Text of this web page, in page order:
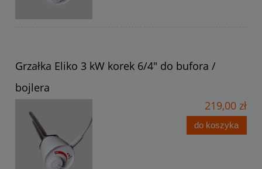
Grzałka Eliko 3 kW korek 6/4" do bufora /
bojlera
219,00 zł
do koszyka